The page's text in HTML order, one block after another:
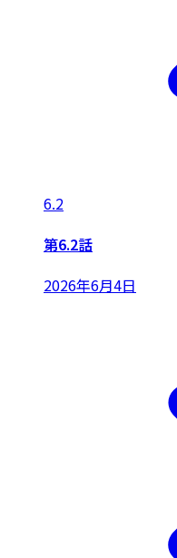
6.2
第6.2話
2026年6月4日